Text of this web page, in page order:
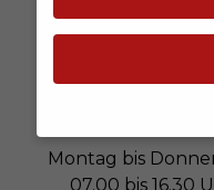
Montag bis
07.00 bis 16.30
Wenn Sie unter